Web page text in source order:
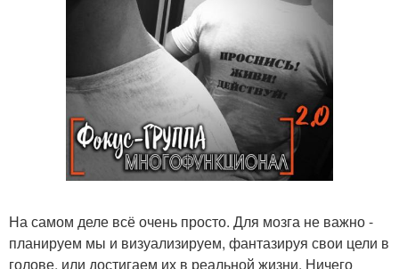
На самом деле всё очень просто. Для мозга не важно -
планируем мы и визуализируем, фантазируя свои цели в
голове, или достигаем их в реальной жизни. Ничего